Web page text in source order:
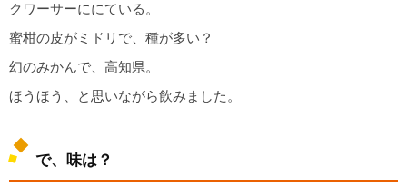
クワーサーににている。
蜜柑の皮がミドリで、種が多い？
幻のみかんで、高知県。
ほうほう、と思いながら飲みました。
で、味は？